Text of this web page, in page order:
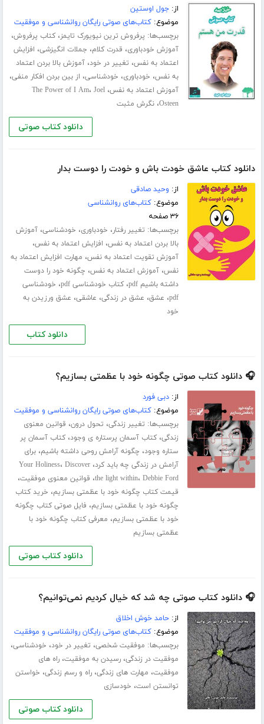
از:جول اوستین
موضوع:کتاب‌های صوتی رایگان روانشناسی و موفقیت
برچسب‌ها: پرفروش ترین نیویورک تایمز،کتاب پرفروش،
آموزش خودباوری، قدرت کلام، جملات انگیزشی، افزایش
اعتماد به نفس، تغییر در خود،آموزش بالا بردن اعتماد
به نفس، خودباوری، خودشناسی، از بین بردن افکار منفی،
آموزش اعتماد به نفس، The Power of I Am، Joel
Osteen،نگرش مثبت
دانلود کتاب صوتی
دانلود کتاب عاشق خودت باش و خودت را دوست بدار
از: وحید صادقی
موضوع:کتاب‌های روانشناسی
۳۶ صفحه
برچسب‌ها: تغییر رفتار، خودباوری، خودشناسی،آموزش
بالا بردن اعتماد به نفس، افزایش اعتماد به نفس،
آموزش تقویت اعتماد به نفس، مهارت افزایش اعتماد به
نفس،آموزش اعتماد به نفس، چگونه خود را دوست
داشته باشیم pdf
،کتاب خودشناسی pdf ، خودشناسی
pdf، عشق، عشق در زندگی، عاشقی، عشق ورزیدن به
خود
دانلود کتاب
🎧 دانلود کتاب صوتی چگونه خود با عظمتی بسازیم؟
از:دبی فورد
موضوع:کتاب‌های صوتی رایگان روانشناسی و موفقیت
برچسب‌ها: تغییر زندگی، تحول درون، قوانین معنوی
زندگی،کتاب آسمان پرستاره ی وجود،کتاب آسمان پر
ستاره وجود، چگونه آرامش روحی داشته باشیم،برای
آرامش در زندگی چه باید کرد، Your Holiness، Discover
the light within، Debbie Ford ، قوانین معنوی موفقیت،
قیمت کتاب چگونه خود با عظمتی بسازیم، خرید کتاب
چگونه خود با عظمتی بسازیم، فایل صوتی کتاب چگونه
خود با عظمتی بسازیم، معرفی کتاب چگونه خود با
عظمتی بسازیم
دانلود کتاب صوتی
🎧 دانلود کتاب صوتی چه شد که خیال کردیم نمی‌توانیم؟
از:حامد خوش اخلاق
موضوع:کتاب‌های صوتی رایگان روانشناسی و موفقیت
برچسب‌ها: موفقیت شخصی، تغییر در خود، خودشناسی،
موفقیت در زندگی،رسیدن به موفقیت،راه های
موفقیت، مهارت های زندگی،راه و رسم زندگی، خواستن
توانستن است، خودسازی
دانلود کتاب صوتی